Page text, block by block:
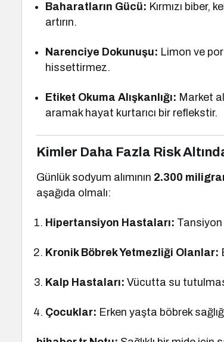
Baharatların Gücü: Kırmızı
artırın.
Narenciye Dokunuşu: Limon ve
hissettirmez.
Etiket Okuma Alışkanlığı: Market
aramak hayat kurtarıcı bir reflekstir.
Kimler Daha Fazla Risk
Günlük sodyum alımının 2.300
aşağıda olmalı:
Hipertansiyon Hastaları:
Kronik Böbrek Yetmezliği Olanlar:
Kalp Hastaları: Vücutta su
Çocuklar: Erken yaşta böbrek